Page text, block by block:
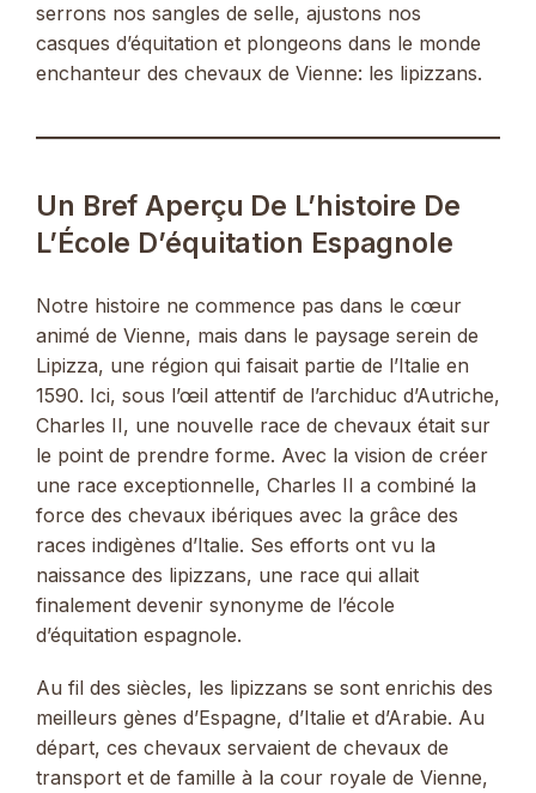
serrons nos sangles de selle, ajustons nos
casques d’équitation et plongeons dans le monde
enchanteur des chevaux de Vienne: les lipizzans.
Un Bref Aperçu De L’histoire De
L’École D’équitation Espagnole
Notre histoire ne commence pas dans le cœur
animé de Vienne, mais dans le paysage serein de
Lipizza, une région qui faisait partie de l’Italie en
1590. Ici, sous l’œil attentif de l’archiduc d’Autriche,
Charles II, une nouvelle race de chevaux était sur
le point de prendre forme. Avec la vision de créer
une race exceptionnelle, Charles II a combiné la
force des chevaux ibériques avec la grâce des
races indigènes d’Italie. Ses efforts ont vu la
naissance des lipizzans, une race qui allait
finalement devenir synonyme de l’école
d’équitation espagnole.
Au fil des siècles, les lipizzans se sont enrichis des
meilleurs gènes d’Espagne, d’Italie et d’Arabie. Au
départ, ces chevaux servaient de chevaux de
transport et de famille à la cour royale de Vienne,